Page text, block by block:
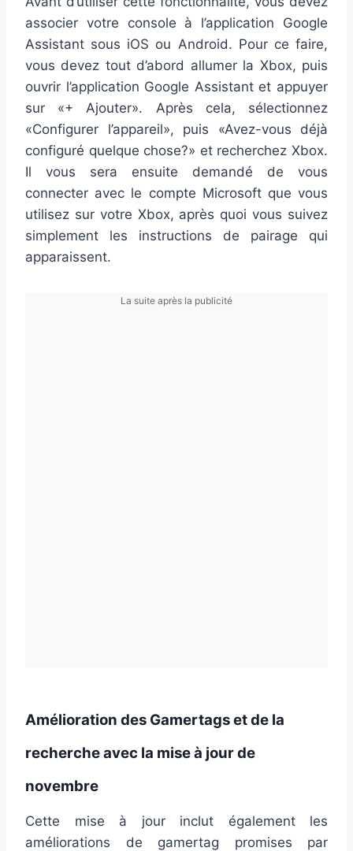
associer votre console à l’application Google
Assistant sous iOS ou Android. Pour ce faire,
vous devez tout d’abord allumer la Xbox, puis
ouvrir l’application Google Assistant et appuyer
sur «+ Ajouter». Après cela, sélectionnez
«Configurer l’appareil», puis «Avez-vous déjà
configuré quelque chose?» et recherchez Xbox.
Il vous sera ensuite demandé de vous
connecter avec le compte Microsoft que vous
utilisez sur votre Xbox, après quoi vous suivez
simplement les instructions de pairage qui
apparaissent.
La suite après la publicité
Amélioration des Gamertags et de la
recherche avec la mise à jour de
novembre
Cette mise à jour inclut également les
améliorations de gamertag promises par